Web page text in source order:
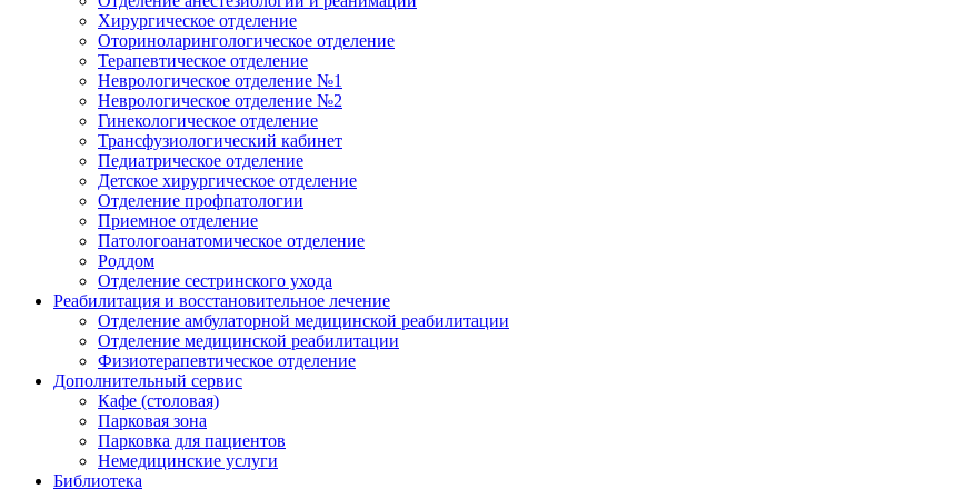
Хирургическое отделение
Оториноларингологическое отделение
Терапевтическое отделение
Неврологическое отделение №1
Неврологическое отделение №2
Гинекологическое отделение
Трансфузиологический кабинет
Педиатрическое отделение
Детское хирургическое отделение
Отделение профпатологии
Приемное отделение
Патологоанатомическое отделение
Роддом
Отделение сестринского ухода
Реабилитация и восстановительное лечение
Отделение амбулаторной медицинской реабилитации
Отделение медицинской реабилитации
Физиотерапевтическое отделение
Дополнительный сервис
Кафе (столовая)
Парковая зона
Парковка для пациентов
Немедицинские услуги
Библиотека